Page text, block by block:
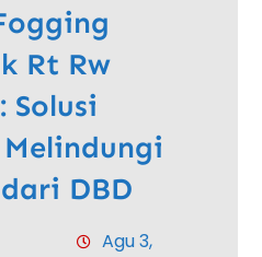
Rt Rw
Solusi
DBD
Agu 3,